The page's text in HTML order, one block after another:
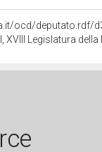
ocd/deputato.rdf/
XVIII Legislatura